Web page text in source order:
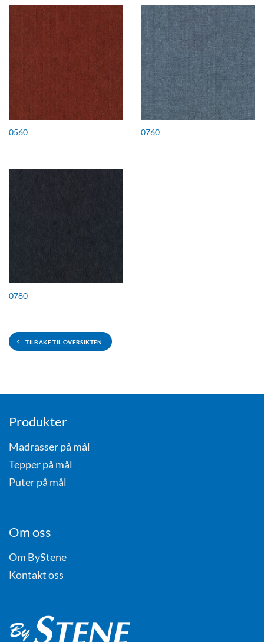
0560 0760
0780
TILBAKE TIL OVERSIKTEN
Produkter
Madrasser på mål
Tepper på mål
Puter på mål
Om oss
Om ByStene
Kontakt oss